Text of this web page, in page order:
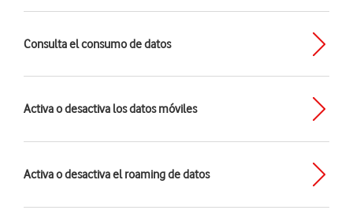
Consulta el consumo de datos
Activa o desactiva los datos móviles
Activa o desactiva el roaming de datos